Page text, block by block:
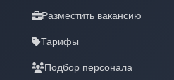
Разместить вакансию
Тарифы
Подбор персонала